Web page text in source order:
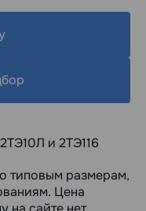
и 2ТЭ116
типовым размерам,
Цена